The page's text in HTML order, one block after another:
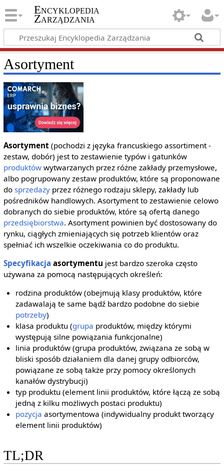
Encyklopedia
Zarządzania
Asortyment
Asortyment(pochodzi z języka francuskiego assortiment -
zestaw, dobór) jest to zestawienie typów i gatunków
produktówwytwarzanych przez różne zakłady przemysłowe,
albo pogrupowany zestaw produktów, które są proponowane
do sprzedażyprzez różnego rodzaju sklepy, zakłady lub
pośredników handlowych. Asortyment to zestawienie celowo
dobranych do siebie produktów, które są ofertą danego
przedsiębiorstwa. Asortyment powinien być dostosowany do
rynku, ciągłych zmieniających się potrzeb klientów oraz
spełniać ich wszelkie oczekiwania co do produktu.
Specyfikacja asortymentu jest bardzo szeroka często
używana za pomocą następujących określeń:
rodzina produktów (obejmują klasy produktów, które
zadawalają te same bądź bardzo podobne do siebie
potrzeby)
klasa produktu (grupa produktów, między którymi
występują silne powiązania funkcjonalne)
linia produktów (grupa produktów, związana ze sobą w
bliski sposób działaniem dla danej grupy odbiorców,
powiązane ze sobą także przy pomocy określonych
kanałów dystrybucji)
typ produktu (element linii produktów, które łączą ze sobą
jedną z kilku możliwych postaci produktu)
pozycja asortymentowa (indywidualny produkt tworzący
element linii produktów)
TL;DR